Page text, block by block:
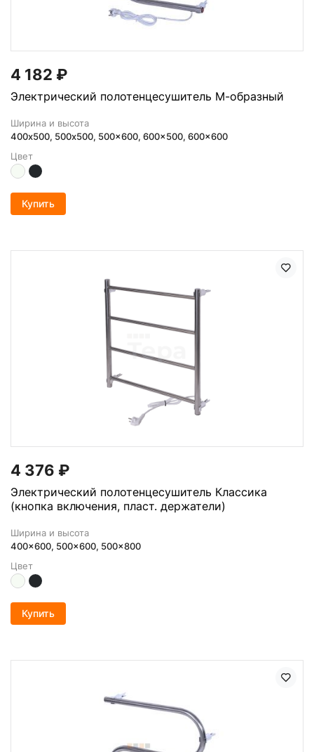
4 182 ₽
Электрический полотенцесушитель М-образный
Ширина и высота
400х500, 500x500, 500x600, 600x500, 600x600
Цвет
Купить
4 376 ₽
Электрический полотенцесушитель Классика
(кнопка включения, пласт. держатели)
Ширина и высота
400x600, 500x600, 500x800
Цвет
Купить